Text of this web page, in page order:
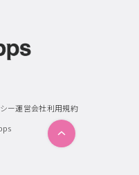
ー運営会社利用規約